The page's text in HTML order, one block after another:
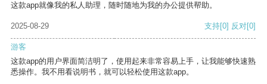
这款app就像我的私人助理，随时随地为我的办公提供帮助。
2025-08-29 支持[0] 反对[0]
游客
这款app的用户界面简洁明了，使用起来非常容易上手，让我能够快速熟
悉操作。我不用看说明书，就可以轻松使用这款app。